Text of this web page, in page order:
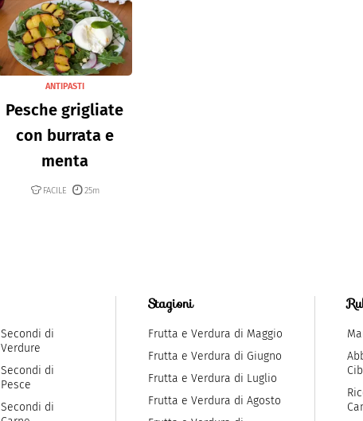
ANTIPASTI
Pesche grigliate
con burrata e
menta
FACILE 25m
Secondi di
Verdure
Secondi di
Pesce
Secondi di
Stagioni
Frutta e Verdura di Maggio
Frutta e Verdura di Giugno
Frutta e Verdura di Luglio
Frutta e Verdura di Agosto